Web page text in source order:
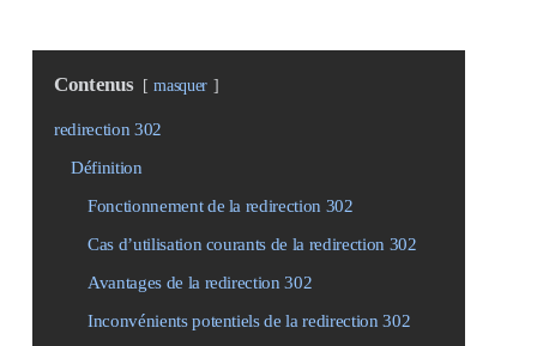
Contenus masquer
redirection 302
Définition
Fonctionnement de la redirection 302
Cas d’utilisation courants de la redirection 302
Avantages de la redirection 302
Inconvénients potentiels de la redirection 302